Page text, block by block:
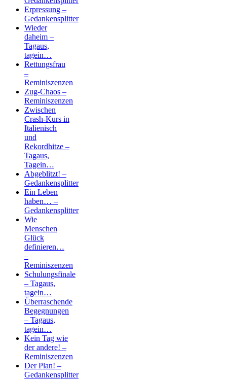
Erpressung –
Gedankensplitter
Wieder
daheim –
Tagaus,
tagein…
Rettungsfrau
–
Reminiszenzen
Zug-Chaos –
Reminiszenzen
Zwischen
Crash-Kurs in
Italienisch
und
Rekordhitze –
Tagaus,
Tagein…
Abgeblitzt! –
Gedankensplitter
Ein Leben
haben… –
Gedankensplitter
Wie
Menschen
Glück
definieren…
–
Reminiszenzen
Schulungsfinale
– Tagaus,
tagein…
Überraschende
Begegnungen
– Tagaus,
tagein…
Kein Tag wie
der andere! –
Reminiszenzen
Der Plan! –
Gedankensplitter